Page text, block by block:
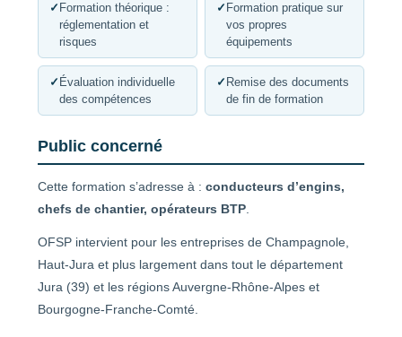
✓ Formation théorique :
réglementation et
risques
✓ Formation pratique sur
vos propres
équipements
✓ Évaluation individuelle
des compétences
✓ Remise des documents
de fin de formation
Public concerné
Cette formation s’adresse à : conducteurs d’engins,
chefs de chantier, opérateurs BTP
OFSP intervient pour les entreprises de Champagnole,
Haut-Jura et plus largement dans tout le département
Jura (39) et les régions Auvergne-Rhône-Alpes et
Bourgogne-Franche-Comté.